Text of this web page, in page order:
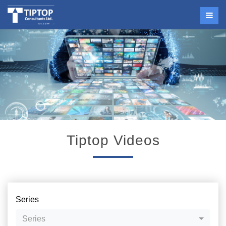
Tiptop Videos
Series
Series